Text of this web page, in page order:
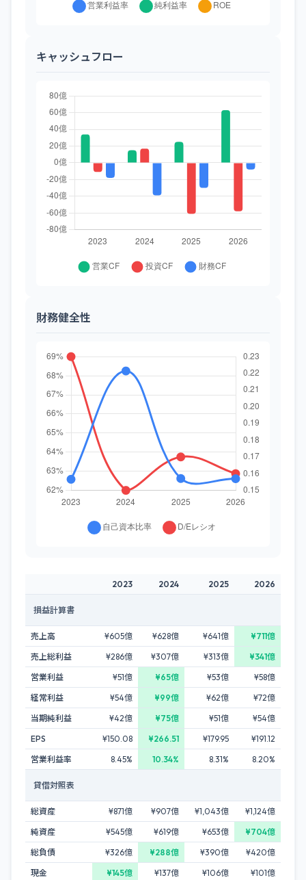
キャッシュフロー
財務健全性
2023 2024 2025 2026
損益計算書
売上高 ¥605億 ¥628億 ¥641億
¥711億
売上総利益
¥286億 ¥307億 ¥313億
¥341億
営業利益
¥51億 ¥65億 ¥53億
¥58億
経常利益
¥54億 ¥99億 ¥62億
¥72億
当期純利益
¥42億 ¥75億 ¥51億
¥54億
EPS
¥150.08 ¥266.51 ¥179.95
¥191.12
営業利益率
8.45% 10.34% 8.31% 8.20%
貸借対照表
総資産 ¥871億 ¥907億 ¥1,043億
¥1,124億
純資産
¥545億 ¥619億 ¥653億
¥704億
総負債
¥326億 ¥288億 ¥390億
¥420億
現金
¥145億 ¥137億 ¥106億
¥101億